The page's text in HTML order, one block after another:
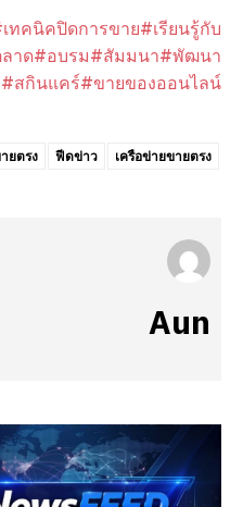
ทคนิคปิดการขาย#เรียนรู้กับ
าด#อบรม#สัมมนา#พัฒนา
#สกินแคร์#ขายของออนไลน์
ยตรง ฟีดข่าว เครือข่ายขายตรง
Aun